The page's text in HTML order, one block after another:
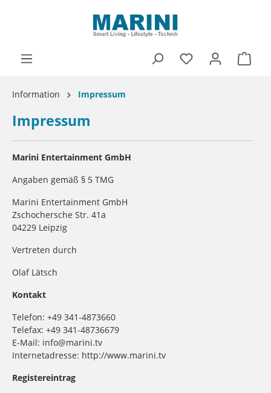
Information Impressum
Impressum
Marini Entertainment GmbH
Angaben gemäß § 5 TMG
Marini Entertainment GmbH
Zschochersche Str. 41a
04229 Leipzig
Vertreten durch
Olaf Lätsch
Kontakt
Telefon: +49 341-4873660
Telefax: +49 341-48736679
E-Mail: info@marini.tv
Internetadresse: http://www.marini.tv
Registereintrag